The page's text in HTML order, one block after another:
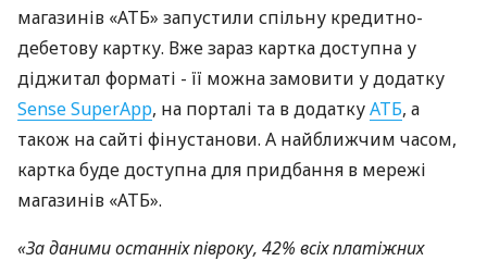
магазинів «АТБ» запустили спільну кредитно-
дебетову картку. Вже зараз картка доступна у
діджитал форматі - її можна замовити у додатку
Sense SuperApp, на порталі та в додаткуАТБ, а
також на сайті фінустанови. А найближчим часом,
картка буде доступна для придбання в мережі
магазинів «АТБ».
«За даними останніх півроку, 42% всіх платіжних